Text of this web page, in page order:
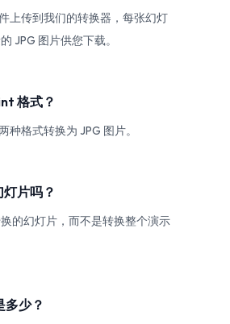
上传到我们的转换器，每张幻灯
JPG 图片供您下载。
格式？
种格式转换为 JPG 图片。
片吗？
的幻灯片，而不是转换整个演示
多少？